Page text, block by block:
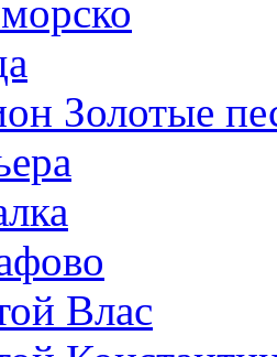
Золотые
Влас